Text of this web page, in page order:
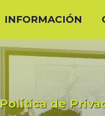
INFORMACIÓN
Política de